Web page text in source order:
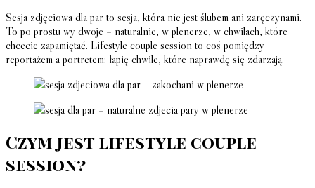
Sesja zdjęciowa dla par to sesja, która nie jest ślubem ani zaręczynami.
To po prostu wy dwoje – naturalnie, w plenerze, w chwilach, które
chcecie zapamiętać. Lifestyle couple session to coś pomiędzy
reportażem a portretem: łapię chwile, które naprawdę się zdarzają.
Czym jest lifestyle couple
session?